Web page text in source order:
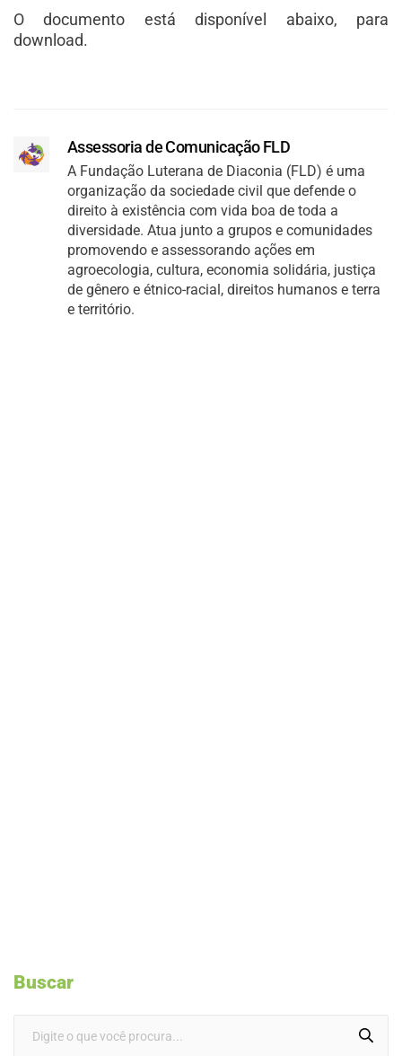
O documento está disponível abaixo, para
download.
Assessoria de Comunicação FLD
A Fundação Luterana de Diaconia (FLD) é uma
organização da sociedade civil que defende o
direito à existência com vida boa de toda a
diversidade. Atua junto a grupos e comunidades
promovendo e assessorando ações em
agroecologia, cultura, economia solidária, justiça
de gênero e étnico-racial, direitos humanos e terra
e território.
Buscar